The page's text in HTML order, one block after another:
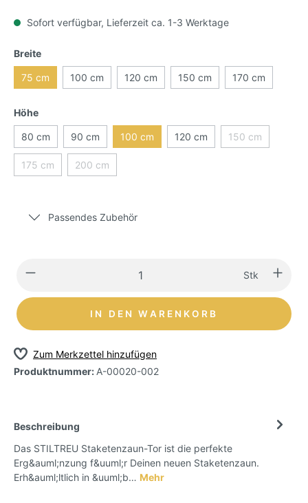
Sofort verfügbar, Lieferzeit ca. 1-3 Werktage
Breite
75 cm 100 cm 120 cm 150 cm 170 cm
Höhe
80 cm 90 cm 100 cm 120 cm 150 cm
175 cm 200 cm
Passendes Zubehör
Stk
IN DEN WARENKORB
Zum Merkzettel hinzufügen
Produktnummer:A-00020-002
Beschreibung
Das STILTREU Staketenzaun-Tor ist die perfekte
Erg&auml;nzung f&uuml;r Deinen neuen Staketenzaun.
Erh&auml;ltlich in &uuml;b… Mehr